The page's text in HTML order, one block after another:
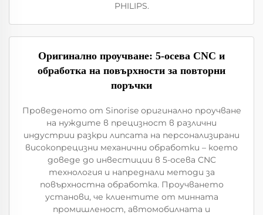
PHILIPS.
Оригинално проучване: 5-осева CNC и
обработка на повърхности за повторни
поръчки
Проведеното от Sinorise оригинално проучване
на нуждите в прецизност в различни
индустрии разкри липсата на персонализирани
високопрецизни механични обработки – което
доведе до инвестиции в 5-осева CNC
технология и напреднали методи за
повърхностна обработка. Проучването
установи, че клиентите от минната
промишленост, автомобилната и